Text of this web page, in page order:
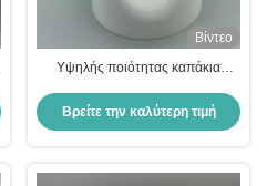
Βίντεο
Υψηλής ποιότητας καπάκια
συσκευασίας
Βρείτε την καλύτερη τιμή